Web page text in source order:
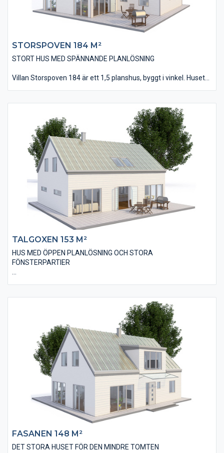
STORSPOVEN 184 M²​
STORT HUS MED SPÄNNANDE PLANLÖSNING
Villan Storspoven 184 är ett 1,5 planshus, byggt i vinkel. Huset
Huset är på 184 kvm i bostadsyta och innehåller bland annat
fem stycken sovrum, två stycken badrum och en välutrustad
tvättstuga. Invändigt hittas många spännande lösningar med
bland annat det snedvinklade köket och vardagsrummets
utfört med ett ryggåstak. Från övervåningen fås dessutom en
direktkontakt med vardagsrummet via ett glasat räcke.
TALGOXEN 153 M²
HUS MED ÖPPEN PLANLÖSNING OCH STORA
FÖNSTERPARTIER
bland annat fyra stycken stora sovrum, två stycken badrum och
Köket, som ligger i direkt anslutning med vardagsrummet, har
utförts med en stor köksö där tillagning av måltider och
umgänge kan ske samtidigt. Huset har stora fönsterpartier
som ger ett härligt ljusinsläpp och en direktkontakt med altan
och trädgård.
FASANEN 148 M²
DET STORA HUSET FÖR DEN MINDRE TOMTEN